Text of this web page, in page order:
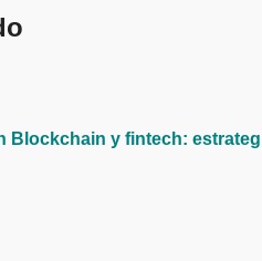
Blockchain y fintech: